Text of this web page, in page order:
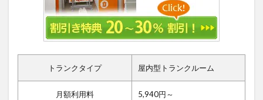
トランクタイプ 屋内型トランクルーム
月額利用料 5,940円～